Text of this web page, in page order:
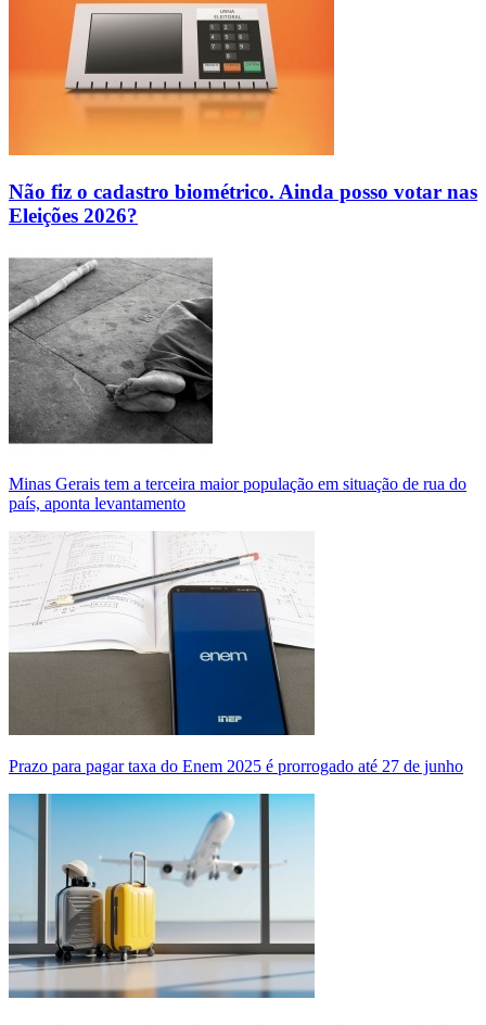
Não fiz o cadastro biométrico. Ainda posso votar nas
Eleições 2026?
Minas Gerais tem a terceira maior população em situação de rua do
país, aponta levantamento
Prazo para pagar taxa do Enem 2025 é prorrogado até 27 de junho